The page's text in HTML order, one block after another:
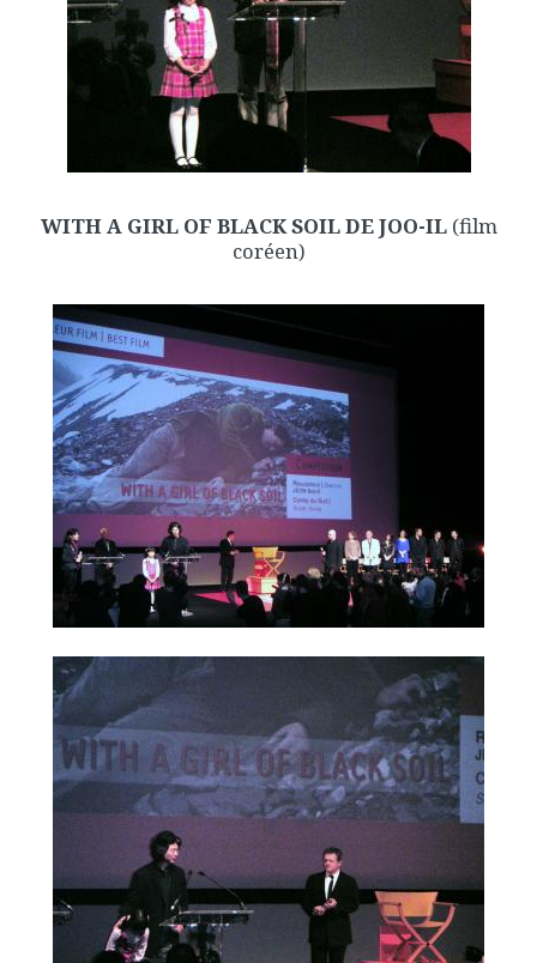
WITH A GIRL OF BLACK SOIL DE JOO-IL(film
coréen)